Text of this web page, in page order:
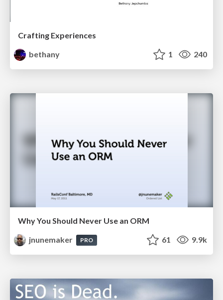
Crafting Experiences
bethany
1 240
Why You Should Never Use an ORM
jnunemaker
PRO 61 9.9k